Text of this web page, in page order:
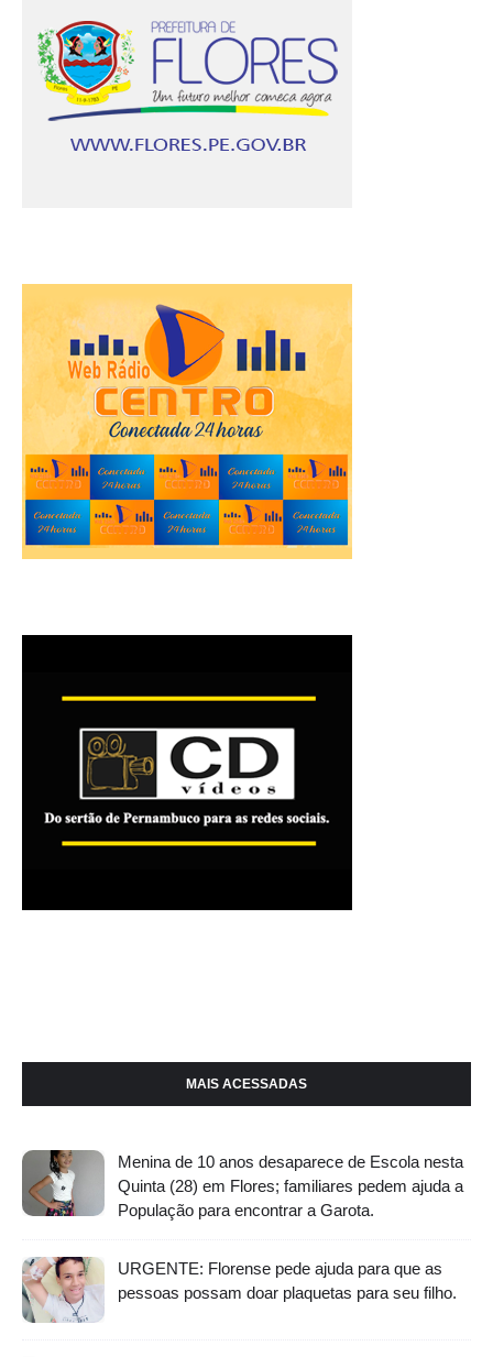
MAIS ACESSADAS
Menina de 10 anos desaparece de Escola nesta
Quinta (28) em Flores; familiares pedem ajuda a
População para encontrar a Garota.
URGENTE: Florense pede ajuda para que as
pessoas possam doar plaquetas para seu filho.